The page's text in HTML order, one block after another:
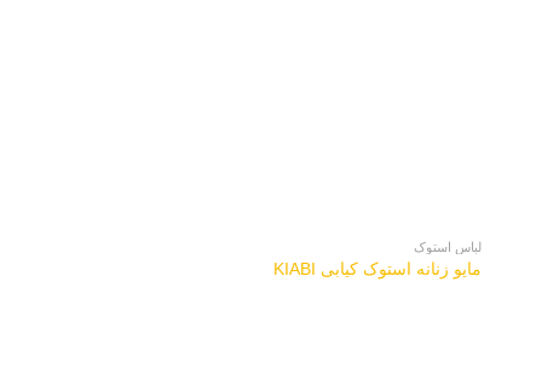
لباس استوک
مایو زنانه استوک کیابی KIABI